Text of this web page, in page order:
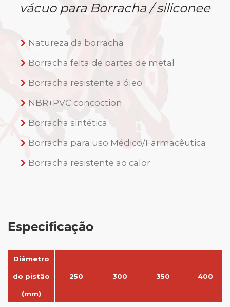
vácuo para Borracha / siliconee
Natureza da borracha
Borracha feita de partes de metal
Borracha resistente a óleo
NBR+PVC concoction
Borracha sintética
Borracha para uso Médico/Farmacêutica
Borracha resistente ao calor
Especificação
Diâmetro
do pistão
(mm)
250 300 350 400